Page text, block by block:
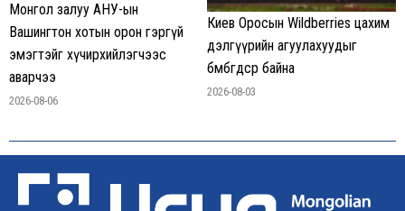
Монгол залуу АНУ-ын
Вашингтон хотын орон гэргүй
эмэгтэйг хүчирхийлэгчээс
аварчээ
2026-08-06
Киев Оросын Wildberries цахим
дэлгүүрийн агуулахуудыг
бөмбөгдсөөр байна
2026-08-03